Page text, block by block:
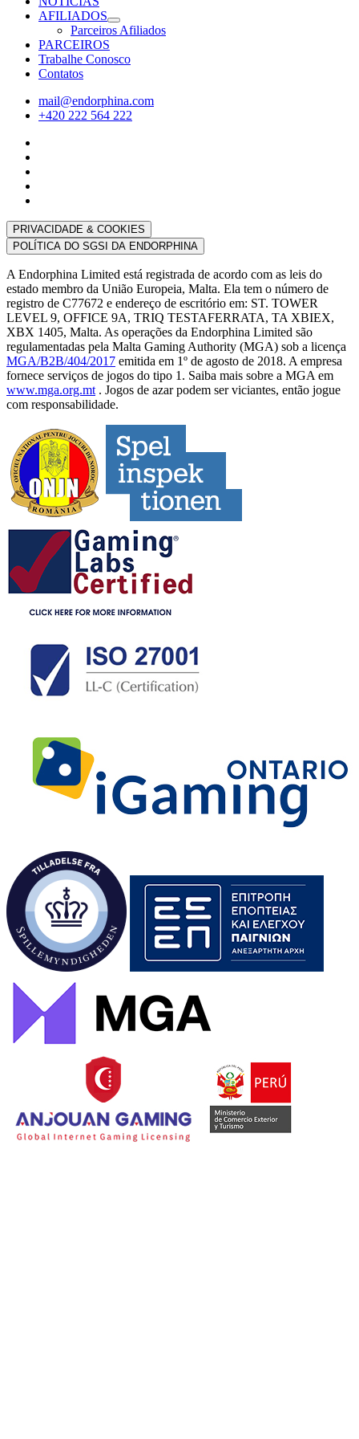
AFILIADOS
Parceiros Afiliados
PARCEIROS
Trabalhe Conosco
Contatos
mail@endorphina.com
+420 222 564 222
PRIVACIDADE & COOKIES
POLÍTICA DO SGSI DA ENDORPHINA
A Endorphina Limited está registrada de acordo com as leis do
estado membro da União Europeia, Malta. Ela tem o número de
registro de C77672 e endereço de escritório em: ST. TOWER
LEVEL 9, OFFICE 9A, TRIQ TESTAFERRATA, TA XBIEX,
XBX 1405, Malta. As operações da Endorphina Limited são
regulamentadas pela Malta Gaming Authority (MGA) sob a licença
MGA/B2B/404/2017 emitida em 1º de agosto de 2018. A empresa
fornece serviços de jogos do tipo 1. Saiba mais sobre a MGA em
www.mga.org.mt . Jogos de azar podem ser viciantes, então jogue
com responsabilidade.